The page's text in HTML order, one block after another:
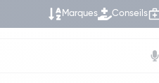
Marques Conseils